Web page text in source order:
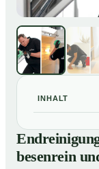
INHALT
01
und
besenrein